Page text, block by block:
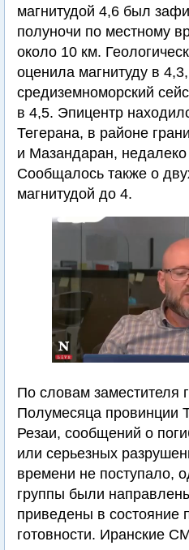
магнитудой 4,6 был
полуночи по местному
около 10 км.
оценила магнитуду в
средиземноморский
в 4,5. Эпицентр
Тегерана, в районе
и Мазандаран,
Сообщалось также о
магнитудой до 4.
По словам заместителя
Полумесяца провинции
Резаи, сообщений о
или серьезных
времени не поступало,
группы были
приведены в состояние
готовности. Иранские